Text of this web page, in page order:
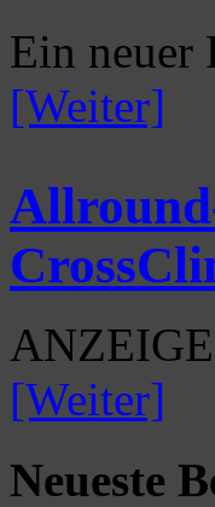
Ein
[Weiter]
[Weiter]
Neueste